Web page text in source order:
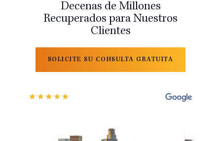
Decenas de Millones
Recuperados para Nuestros
Clientes
SOLICITE SU CONSULTA GRATUITA